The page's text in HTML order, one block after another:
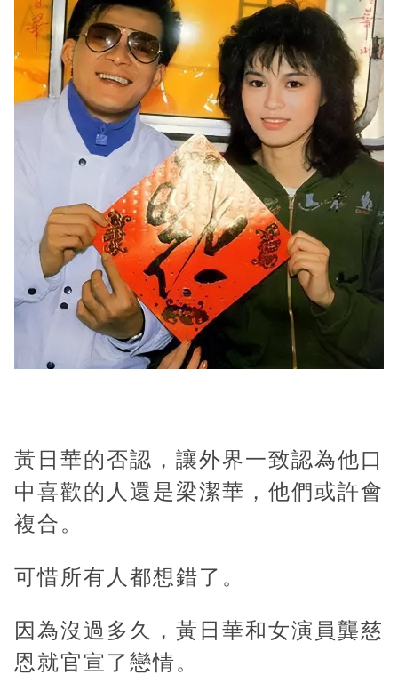
黃日華的否認，讓外界一致認為他口
中喜歡的人還是梁潔華，他們或許會
複合。
可惜所有人都想錯了。
因為沒過多久，黃日華和女演員龔慈
恩就官宣了戀情。